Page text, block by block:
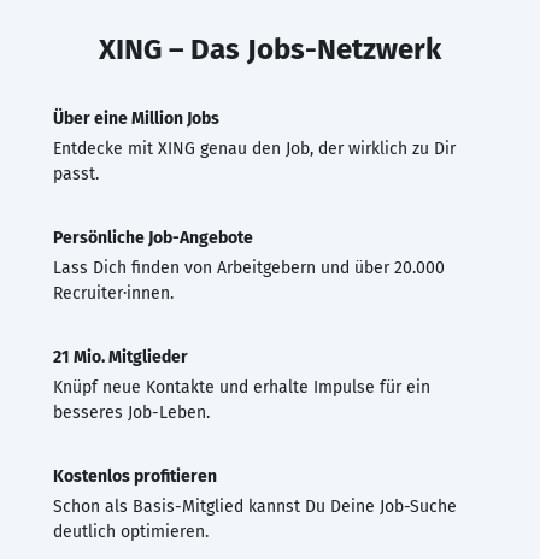
XING – Das Jobs-Netzwerk
Über eine Million Jobs
Entdecke mit XING genau den Job, der wirklich zu Dir
passt.
Persönliche Job-Angebote
Lass Dich finden von Arbeitgebern und über 20.000
Recruiter·innen.
21 Mio. Mitglieder
Knüpf neue Kontakte und erhalte Impulse für ein
besseres Job-Leben.
Kostenlos profitieren
Schon als Basis-Mitglied kannst Du Deine Job-Suche
deutlich optimieren.